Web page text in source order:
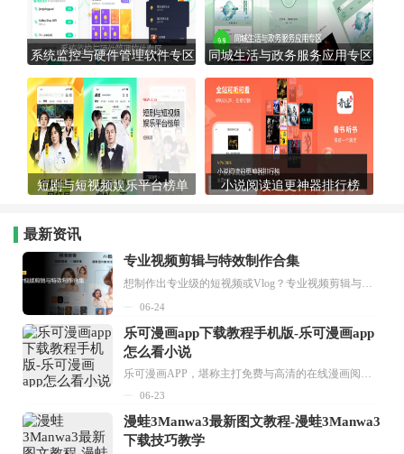
系统监控与硬件管理软件专区 同城生活与政务服务应用专区
短剧与短视频娱乐平台榜单 小说阅读追更神器排行榜
最新资讯
专业视频剪辑与特效制作合集
想制作出专业级的短视频或Vlog？专业视频剪辑与特效制作大全专题为你提供了从剪辑、抠像到特效包装的全套解决方案。无论是添加炫酷的片头、进行精准的视频抠图，还是制...
06-24
乐可漫画app下载教程手机版-乐可漫画app
怎么看小说
乐可漫画APP，堪称主打免费与高清的在线漫画阅读神器。其官方版提供海量完整版漫画资源，无论是国内漫画，还是日漫、韩漫、台漫、美漫等国外漫画，应有尽有，随时供你阅读。只需轻点一下，便能直接进入阅读界面。不仅如此，乐可漫画最新版本更新速度极快，在这里，你总能抢先看到全网一手漫画章节内容！...
06-23
漫蛙3Manwa3最新图文教程-漫蛙3Manwa3
下载技巧教学